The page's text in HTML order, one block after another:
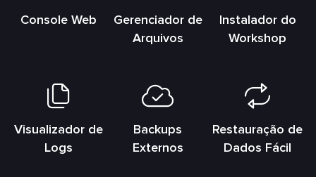
Console Web
Gerenciador de
Arquivos
Instalador do
Workshop
Visualizador de
Logs
Backups
Externos
Restauração de
Dados Fácil